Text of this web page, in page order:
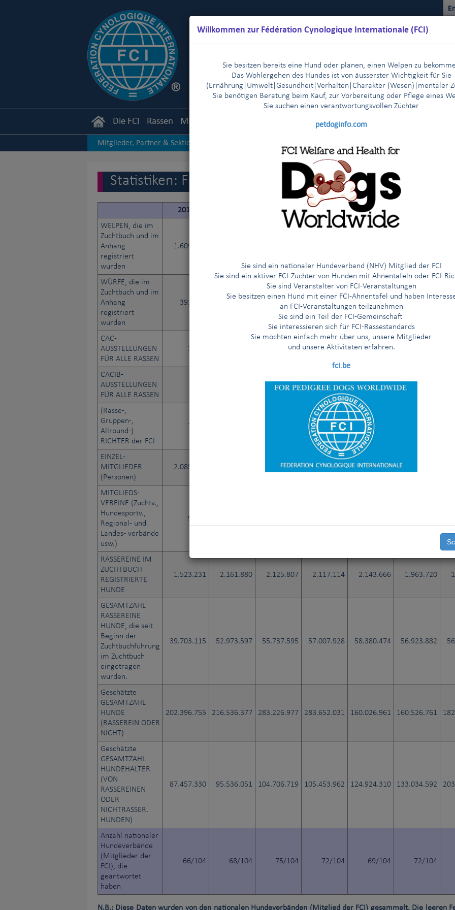
Willkommen zur Fédération Cynologique Internationale (FCI)
Sie besitzen bereits eine Hund oder planen, einen Welpen zu
Das Wohlergehen des Hundes ist von äusserster Wichtigkeit für Sie
(Ernährung|Umwelt|Gesundheit|Verhalten|Charakter (Wesen) |mentaler
Sie benötigen Beratung beim Kauf, zur Vorbereitung oder Pflege eines
Sie suchen einen verantwortungsvollen Züchter
petdoginfo.com
Sie sind ein nationaler Hundeverband (NHV) Mitglied der FCI
Sie sind ein aktiver FCI-Züchter von Hunden mit Ahnentafeln oder FCI-
Sie sind Veranstalter von FCI-Veranstaltungen
Sie besitzen einen Hund mit einer FCI-Ahnentafel und haben
an FCI-Veranstaltungen teilzunehmen
Sie sind ein Teil der FCI-Gemeinschaft
Sie interessieren sich für FCI-Rassestandards
Sie möchten einfach mehr über uns, unsere Mitglieder
und unsere Aktivitäten erfahren.
fci.be
Die FCI Rassen Mitglieder Ergebnisse
Mitglieder, Partner & Sektionen
2013-2003
Statistiken: FCI
2014 2016 2017 2018
WELPEN, die im
Zuchtbuch und im
Anhang
registriert
wurden
1.609.944
WÜRFE, die im
Zuchtbuch und im
Anhang
registriert
wurden
391.388 555.896 549.994 550.988
CAC-
AUSSTELLUNGEN
FÜR ALLE RASSEN
3.523 4.281 6.047 10.733
CACIB-
AUSSTELLUNGEN
FÜR ALLE RASSEN
1.106 1.081 1.080
(Rasse-,
Gruppen-,
Allround-)
RICHTER der FCI
7.713 9.208 8.322
EINZEL-
MITGLIEDER
(Personen)
2.085.347 2.012.862 2.054.295 1.990.854
MITGLIEDS-
VEREINE (Zuchtv.,
Hundesportv.,
Regional- und
Landes- verbände
usw.)
9.421
RASSEREINE IM
ZUCHTBUCH
REGISTRIERTE
HUNDE
1.523.231 2.161.880 2.125.807 2.117.114 2.143.666 1.963.720
GESAMTZAHL
RASSEREINE
HUNDE, die seit
Beginn der
Zuchtbuchführung
im Zuchtbuch
eingetragen
wurden.
39.703.115 52.973.597 55.737.595 57.007.928 58.380.474 56.923.882
Geschätzte
GESAMTZAHL
HUNDE
(RASSEREIN ODER
NICHT)
202.396.755 216.536.377 283.226.977 283.652.031 160.026.961 160.526.761
Geschätzte
GESAMTZAHL
HUNDEHALTER
(VON
RASSEREINEN
ODER
NICHTRASSER.
HUNDEN)
87.457.330 95.536.051 104.706.719 105.453.962 124.924.310 133.034.592
Anzahl nationaler
Hundeverbände
(Mitglieder der
FCI), die
geantwortet
haben
66/104 68/104 75/104 72/104 69/104 72/104
N.B.: Diese Daten wurden von den nationalen Hundeverbänden (Mitglied der FCI) gesammelt. Die leeren